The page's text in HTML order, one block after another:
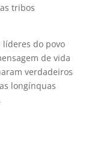
tribos
líderes do povo
de vida
verdadeiros
longínquas